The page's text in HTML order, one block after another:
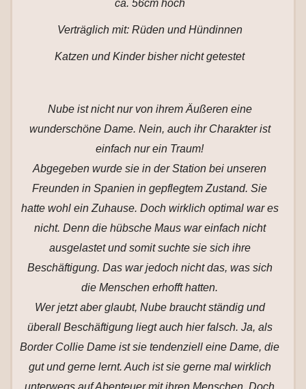
ca. 56cm hoch
Verträglich mit: Rüden und Hündinnen
Katzen und Kinder bisher nicht getestet
Nube ist nicht nur von ihrem Äußeren eine
wunderschöne Dame. Nein, auch ihr Charakter ist
einfach nur ein Traum!
Abgegeben wurde sie in der Station bei unseren
Freunden in Spanien in gepflegtem Zustand. Sie
hatte wohl ein Zuhause. Doch wirklich optimal war es
nicht. Denn die hübsche Maus war einfach nicht
ausgelastet und somit suchte sie sich ihre
Beschäftigung. Das war jedoch nicht das, was sich
die Menschen erhofft hatten.
Wer jetzt aber glaubt, Nube braucht ständig und
überall Beschäftigung liegt auch hier falsch. Ja, als
Border Collie Dame ist sie tendenziell eine Dame, die
gut und gerne lernt. Auch ist sie gerne mal wirklich
unterwegs auf Abenteuer mit ihren Menschen. Doch